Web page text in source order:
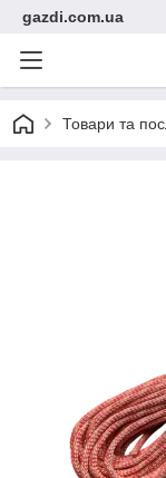
gazdi.com.ua
Товари та